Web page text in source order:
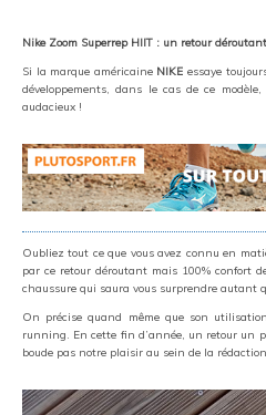
Nike Zoom Superrep HIIT : un retour
Si la marque américaineNIKE essaye
développements, dans le cas de ce
audacieux !
Oubliez tout ce que vous avez connu en
par ce retour déroutant mais 100% confort
chaussure qui saura vous surprendre autant
On précise quand même que son
running. En cette fin d’année, un retour un
boude pas notre plaisir au sein de la